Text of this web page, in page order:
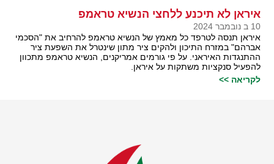
איראן לא תיכנע ללחצי הנשיא טראמפ
10 ב נובמבר 2024
איראן תנסה לטרפד כל מאמץ של הנשיא טראמפ להרחיב את "הסכמי
אברהם" במזרח התיכון ולהקים ציר מתון שינטרל את השפעת ציר
ההתנגדות האיראני. על פי גורמים אמריקנים, הנשיא טראמפ מתכוון
להפעיל סנקציות משתקות על איראן.
לקריאה >>